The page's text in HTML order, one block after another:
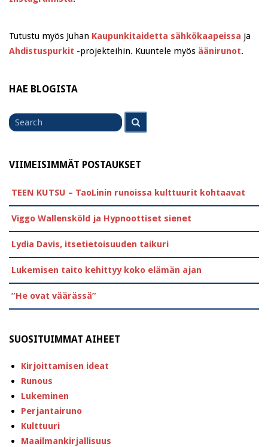
Tutustu myös Juhan Kaupunkitaidetta sähkökaapeissa ja
Ahdistuspurkit -projekteihin. Kuuntele myös äänirunot.
HAE BLOGISTA
Search
for
VIIMEISIMMÄT POSTAUKSET
TEEN KUTSU – TaoLinin runoissa kulttuurit kohtaavat
Viggo Wallensköld ja Hypnoottiset sienet
Lydia Davis, itsetietoisuuden taikuri
Lukemisen taito kehittyy koko elämän ajan
”He ovat väärässä”
SUOSITUIMMAT AIHEET
Kirjoittamisen ideat
Runous
Lukeminen
Perjantairuno
Kulttuuri
Maailmankirjallisuus